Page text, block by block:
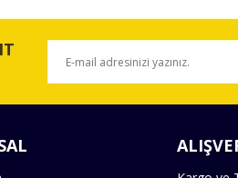
için teşekkür ederiz.
bozuk veya görüntülenemiyor.
sitelerden daha pahalı.
farklı alternatifler olmalı.